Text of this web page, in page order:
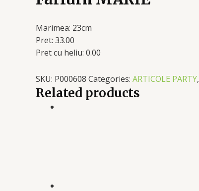
Marimea: 23cm
Pret: 33.00
Pret cu heliu: 0.00
SKU: P000608 Categories: ARTICOLE PARTY,
Related products